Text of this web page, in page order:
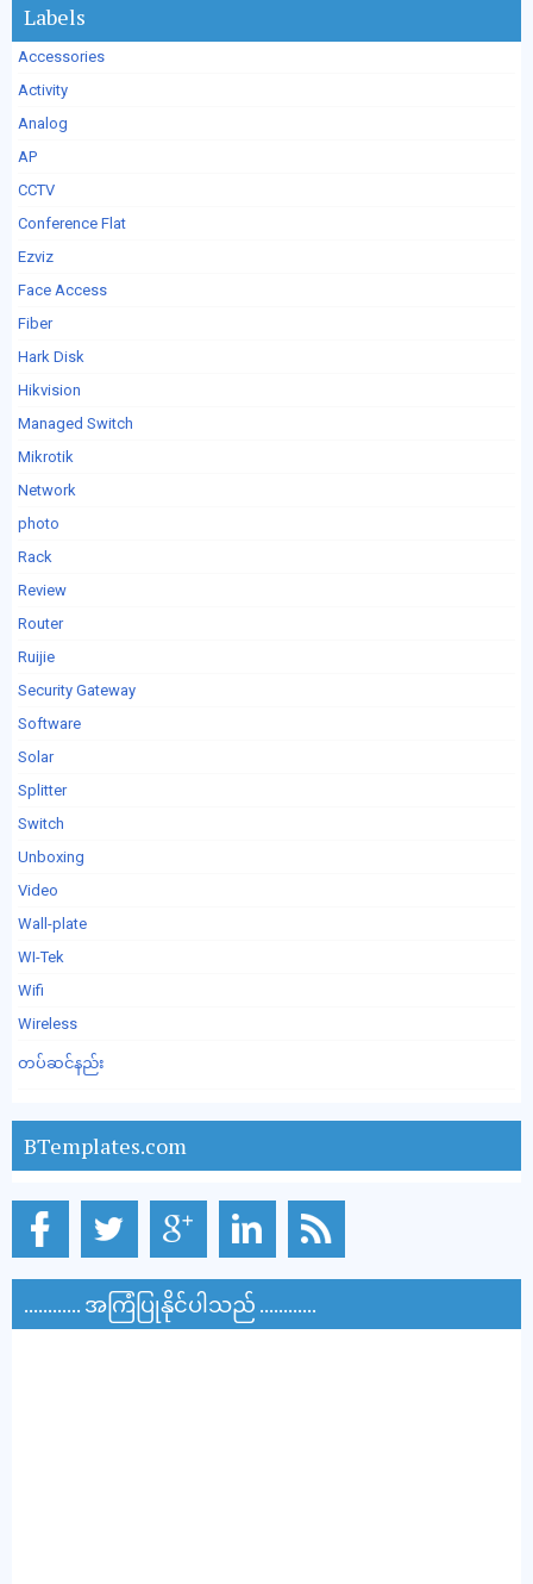
Labels
Accessories
Activity
Analog
AP
CCTV
Conference Flat
Ezviz
Face Access
Fiber
Hark Disk
Hikvision
Managed Switch
Mikrotik
Network
photo
Rack
Review
Router
Ruijie
Security Gateway
Software
Solar
Splitter
Switch
Unboxing
Video
Wall-plate
WI-Tek
Wifi
Wireless
တပ်ဆင်နည်း
BTemplates.com
............ အကြံပြုနိုင်ပါသည် ............